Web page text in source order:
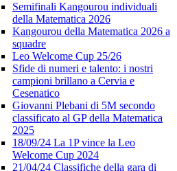
Semifinali Kangourou individuali
della Matematica 2026
Kangourou della Matematica 2026 a
squadre
Leo Welcome Cup 25/26
Sfide di numeri e talento: i nostri
campioni brillano a Cervia e
Cesenatico
Giovanni Plebani di 5M secondo
classificato al GP della Matematica
2025
18/09/24 La 1P vince la Leo
Welcome Cup 2024
21/04/24 Classifiche della gara di